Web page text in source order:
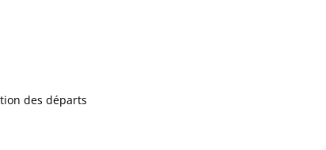
des départs